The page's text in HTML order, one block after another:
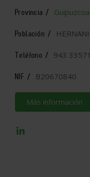
Provincia / Guipuzcoa
Población / HERNANI
Teléfono / 943
NIF / B20670840
Más información